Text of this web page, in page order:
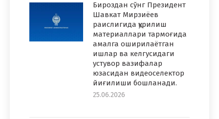
Бироздан сўнг Президент
Шавкат Мирзиёев
раислигида қурилиш
материаллари тармоғида
амалга оширилаётган
ишлар ва келгусидаги
устувор вазифалар
юзасидан видеоселектор
йиғилиши бошланади.
25.06.2026